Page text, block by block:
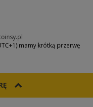
mamy krótką przerwę